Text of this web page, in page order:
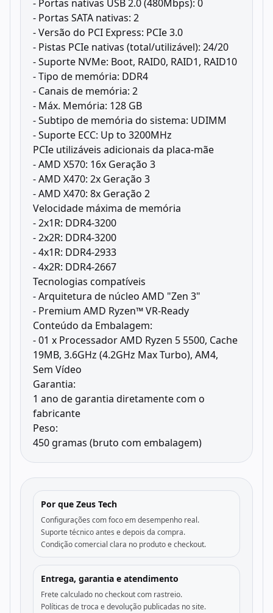
- Portas nativas USB 2.0 (480Mbps): 0
- Portas SATA nativas: 2
- Versão do PCI Express: PCIe 3.0
- Pistas PCIe nativas (total/utilizável): 24/20
- Suporte NVMe: Boot, RAID0, RAID1, RAID10
- Tipo de memória: DDR4
- Canais de memória: 2
- Máx. Memória: 128 GB
- Subtipo de memória do sistema: UDIMM
- Suporte ECC: Up to 3200MHz
PCIe utilizáveis ​​adicionais da placa-mãe
- AMD X570: 16x Geração 3
- AMD X470: 2x Geração 3
- AMD X470: 8x Geração 2
Velocidade máxima de memória
- 2x1R: DDR4-3200
- 2x2R: DDR4-3200
- 4x1R: DDR4-2933
- 4x2R: DDR4-2667
Tecnologias compatíveis
- Arquitetura de núcleo AMD "Zen 3"
- Premium AMD Ryzen™ VR-Ready
Conteúdo da Embalagem:
- 01 x Processador AMD Ryzen 5 5500, Cache
19MB, 3.6GHz (4.2GHz Max Turbo), AM4,
Sem Vídeo
Garantia:
1 ano de garantia diretamente com o
fabricante
Peso:
450 gramas (bruto com embalagem)
Por que Zeus Tech
Configurações com foco em desempenho real.
Suporte técnico antes e depois da compra.
Condição comercial clara no produto e checkout.
Entrega, garantia e atendimento
Frete calculado no checkout com rastreio.
Políticas de troca e devolução publicadas no site.